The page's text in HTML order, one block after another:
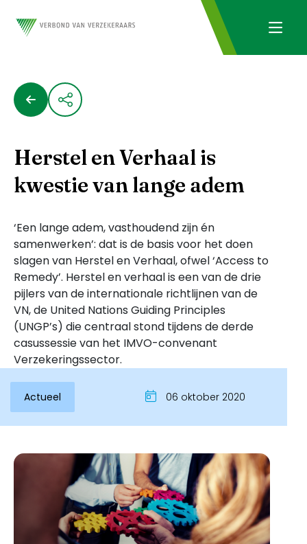
Inloggen
Herstel en Verhaal is
kwestie van lange adem
‘Een lange adem, vasthoudend zijn én
samenwerken’: dat is de basis voor het doen
slagen van Herstel en Verhaal, ofwel ‘Access to
Remedy’. Herstel en verhaal is een van de drie
pijlers van de internationale richtlijnen van de
VN, de United Nations Guiding Principles
(UNGP’s) die centraal stond tijdens de derde
casussessie van het IMVO-convenant
Verzekeringssector.
Actueel 06 oktober 2020